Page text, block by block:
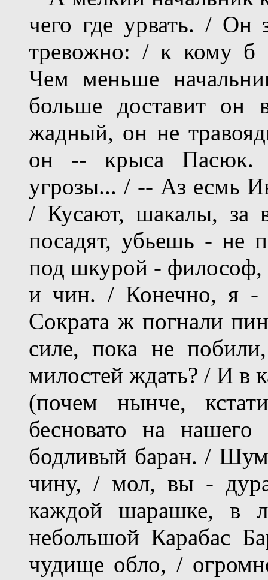
чего где урвать. / Он
тревожно: / к кому б
Чем меньше
больше доставит он
жадный, он не
он -- крыса Пасюк.
угрозы... / -- Аз есмь
/ Кусают, шакалы, за
посадят, убьешь - не
под шкурой - философ,
и чин. / Конечно, я -
Сократа ж погнали
силе, пока не
милостей ждать? / И в
(почем нынче,
бесновато на
бодливый баран. /
чину, / мол, вы -
каждой шарашке, в
небольшой Карабас
чудище обло, /